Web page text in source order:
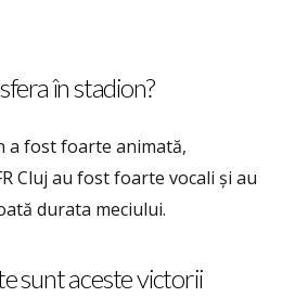
în stadion?
a fost foarte animată,
Cluj au fost foarte vocali și au
durata meciului.
sunt aceste victorii